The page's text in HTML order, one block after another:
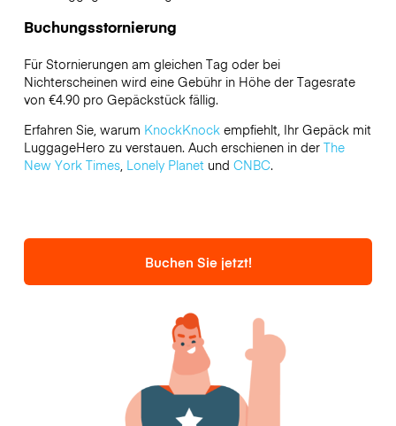
Buchungsstornierung
Für Stornierungen am gleichen Tag oder bei
Nichterscheinen wird eine Gebühr in Höhe der Tagesrate
von €4.90 pro Gepäckstück fällig.
Erfahren Sie, warum KnockKnockempfiehlt, Ihr Gepäck mit
LuggageHero zu verstauen. Auch erschienen in der The
New York Times, Lonely Planetund CNBC.
Buchen Sie jetzt!